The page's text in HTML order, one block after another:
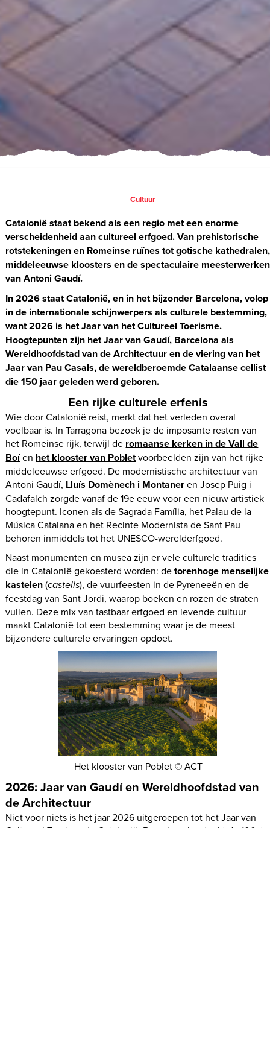
Cultuur
Catalonië staat bekend als een regio met een enorme
verscheidenheid aan cultureel erfgoed. Van prehistorische
rotstekeningen en Romeinse ruïnes tot gotische kathedralen,
middeleeuwse kloosters en de spectaculaire meesterwerken
van Antoni Gaudí.
In 2026 staat Catalonië, en in het bijzonder Barcelona, volop
in de internationale schijnwerpers als culturele bestemming,
want 2026 is het Jaar van het Cultureel Toerisme.
Hoogtepunten zijn het Jaar van Gaudí, Barcelona als
Wereldhoofdstad van de Architectuur en de viering van het
Jaar van Pau Casals, de wereldberoemde Catalaanse cellist
die 150 jaar geleden werd geboren.
Een rijke culturele erfenis
Wie door Catalonië reist, merkt dat het verleden overal
voelbaar is. In Tarragona bezoek je de imposante resten van
het Romeinse rijk, terwijl de romaanse kerken in de Vall de
Boíen het klooster van Pobletvoorbeelden zijn van het rijke
middeleeuwse erfgoed. De modernistische architectuur van
Antoni Gaudí, Lluís Domènech i Montaneren Josep Puig i
Cadafalch zorgde vanaf de 19e eeuw voor een nieuw artistiek
hoogtepunt. Iconen als de Sagrada Família, het Palau de la
Música Catalana en het Recinte Modernista de Sant Pau
behoren inmiddels tot het UNESCO-werelderfgoed.
Naast monumenten en musea zijn er vele culturele tradities
die in Catalonië gekoesterd worden: detorenhoge menselijke
kastelen(castells), de vuurfeesten in de Pyreneeën en de
feestdag van Sant Jordi, waarop boeken en rozen de straten
vullen. Deze mix van tastbaar erfgoed en levende cultuur
maakt Catalonië tot een bestemming waar je de meest
bijzondere culturele ervaringen opdoet.
Het klooster van Poblet © ACT
2026: Jaar van Gaudí en Wereldhoofdstad van
de Architectuur
Niet voor niets is het jaar 2026 uitgeroepen tot het Jaar van
Cultureel Toerisme in Catalonië. Barcelona herdenkt de 100ste